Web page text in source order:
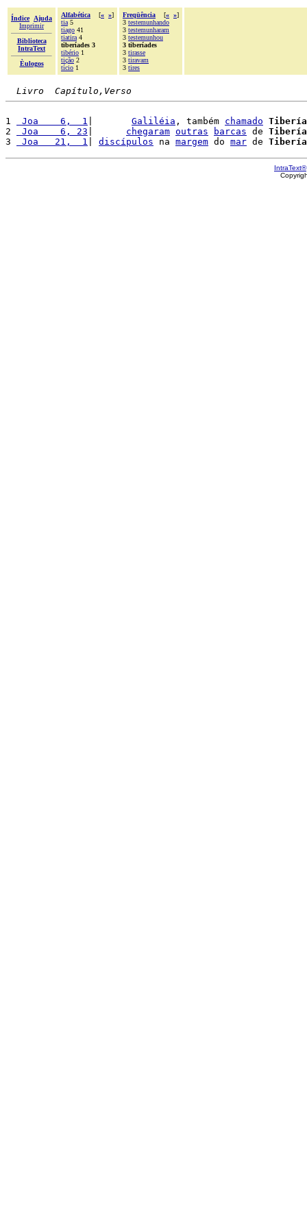
Índice
Ajuda
Imprimir
Biblioteca
IntraText
Èulogos
Alfabética [« »]
tia 5
tiago 41
tiatira 4
tiberíades 3
tibério 1
tição 2
tício 1
Freqüência [« »]
3 testemunhando
3 testemunharam
3 testemunhou
3 tiberíades
3 tirasse
3 tiravam
3 tires
Livro  Capítulo,Verso
1 Joa    6,  1 Galiléia , também chamado
2
Joa    6, 23 chegaram outras barcas de
3
Joa   21,  1 discípulos na margem do mar de
IntraText®